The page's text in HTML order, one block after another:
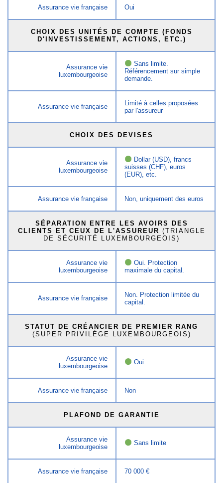
Assurance vie française Oui
CHOIX DES UNITÉS DE COMPTE (FONDS
D'INVESTISSEMENT, ACTIONS, ETC.)
Assurance vie
luxembourgeoise
Sans limite.
Référencement sur simple
demande.
Assurance vie française
Limité à celles proposées
par l'assureur
CHOIX DES DEVISES
Assurance vie
luxembourgeoise
Dollar (USD), francs
suisses (CHF), euros
(EUR), etc.
Assurance vie française Non, uniquement des euros
SÉPARATION ENTRE LES AVOIRS DES
CLIENTS ET CEUX DE L'ASSUREUR (TRIANGLE
DE SÉCURITÉ LUXEMBOURGEOIS)
Assurance vie
luxembourgeoise
Oui. Protection
maximale du capital.
Assurance vie française
Non. Protection limitée du
capital.
STATUT DE CRÉANCIER DE PREMIER RANG
(SUPER PRIVILÈGE LUXEMBOURGEOIS)
Assurance vie
luxembourgeoise
Oui
Assurance vie française Non
PLAFOND DE GARANTIE
Assurance vie
luxembourgeoise
Sans limite
Assurance vie française 70 000 €